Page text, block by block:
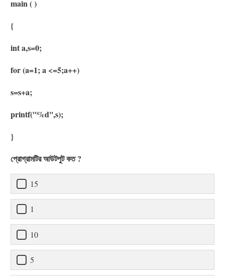
main ( )
{
int a,s=0;
for (a=1; a <=5;a++)
s=s+a;
printf(''%d'',s);
}
প্রোগ্রামটির আউটপুট কত ?
15
1
10
5